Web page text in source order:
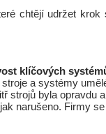
chtějí udržet
klíčových
a systémy
strojů byla opravdu
narušeno. Firmy